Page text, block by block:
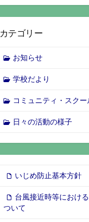
カテゴリー
お知らせ
学校だより
コミュニティ・スクー
日々の活動の様子
いじめ防止基本方針
台風接近時等におけ
ついて